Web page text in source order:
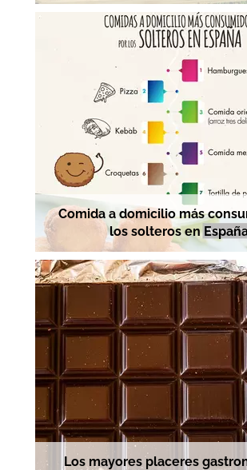
Comida a domicilio más
los solteros en
Los mayores placeres